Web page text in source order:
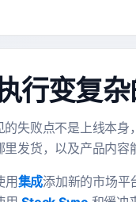
行变复
的失败点不是上线本
里发货，以及产品内容
用集成添加新的市场平